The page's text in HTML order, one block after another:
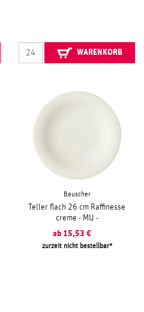
WARENKORB
Bauscher
Teller flach 26 cm Raffinesse
creme - MU -
ab 15,53 €
zurzeit nicht bestellbar